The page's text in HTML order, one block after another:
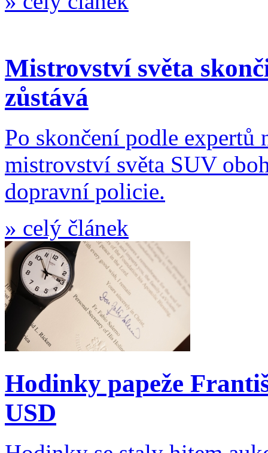
Mistrovství světa
zůstává
Po skončení podle expertů
mistrovství světa SUV
dopravní policie.
» celý článek
Hodinky papeže
USD